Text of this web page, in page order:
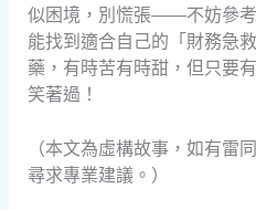
似困境，別慌張——不妨參
能找到適合自己的「財務急
藥，有時苦有時甜，但只要
笑著過！
（本文為虛構故事，如有雷
尋求專業建議。）